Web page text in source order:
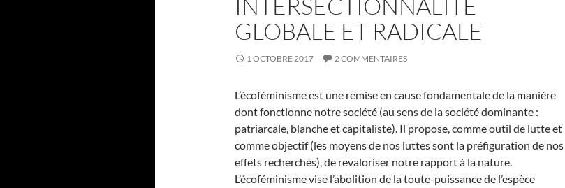
INTERSECTIONNALITÉ
GLOBALE ET RADICALE
1 OCTOBRE 2017 2 COMMENTAIRES
L’écoféminisme est une remise en cause fondamentale de la manière
dont fonctionne notre société (au sens de la société dominante :
patriarcale, blanche et capitaliste). Il propose, comme outil de lutte et
comme objectif (les moyens de nos luttes sont la préfiguration de nos
effets recherchés), de revaloriser notre rapport à la nature.
L’écoféminisme vise l’abolition de la toute-puissance de l’espèce